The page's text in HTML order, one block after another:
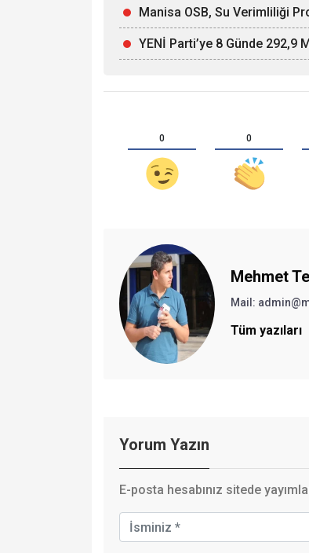
Manisa OSB, Su Verimliliği
YENİ Parti’ye 8 Günde 292,9
0 0
Mehmet
Mail:
Tüm yazıları
Yorum Yazın
E-posta hesabınız sitede